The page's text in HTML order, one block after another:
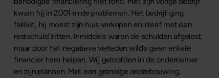
kwam hij in 2001 in de problemen. Het bedrijf ging
failliet, hij moest zijn huis verkopen en bleef met een
restschuld zitten. Inmiddels waren de schulden afgelost,
maar door het negatieve verleden wilde geen enkele
financier hem helpen. Wij geloofden in de ondernemer
en zijn plannen. Met een grondige onderbouwing,